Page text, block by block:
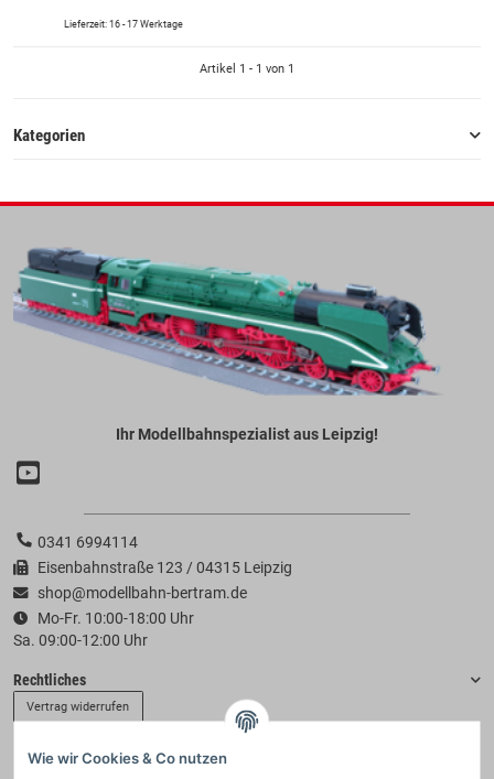
Lieferzeit: 16 - 17 Werktage
Artikel 1 - 1 von 1
Kategorien
Ihr Modellbahnspezialist aus Leipzig!
0341 6994114
Eisenbahnstraße 123 / 04315 Leipzig
shop@modellbahn-bertram.de
Mo-Fr. 10:00-18:00 Uhr
Sa. 09:00-12:00 Uhr
Rechtliches
Vertrag widerrufen
Wie wir Cookies & Co nutzen